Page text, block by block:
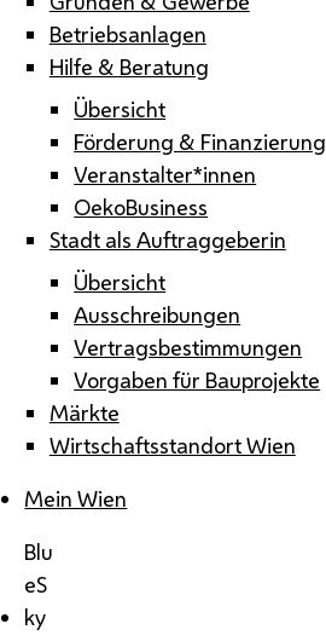
Betriebsanlagen
Hilfe & Beratung
Übersicht
Förderung & Finanzierung
Veranstalter*innen
OekoBusiness
Stadt als Auftraggeberin
Übersicht
Ausschreibungen
Vertragsbestimmungen
Vorgaben für Bauprojekte
Märkte
Wirtschaftsstandort Wien
Mein Wien
Blu
eS
ky